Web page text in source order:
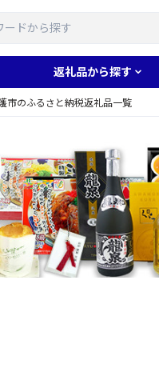
返礼品から探す
市のふるさと納税返礼品一覧